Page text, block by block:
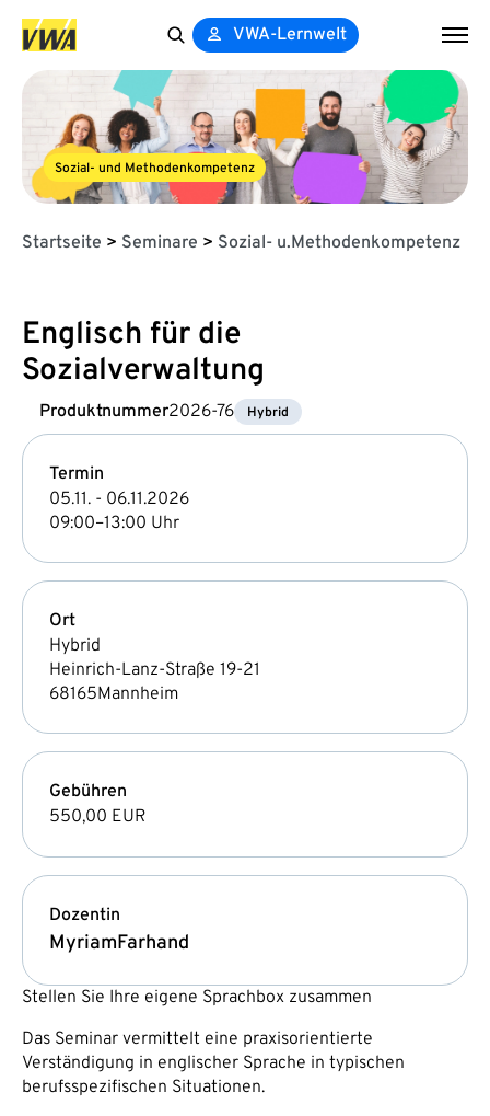
for:
VWA-Lernwelt
Sozial- und Methodenkompetenz
Startseite > Seminare > Sozial- u.Methodenkompetenz
Englisch für die
Sozialverwaltung
Produktnummer2026-76 Hybrid
Termin
05.11. - 06.11.2026
09:00–13:00 Uhr
Ort
Hybrid
Heinrich-Lanz-Straße 19-21
68165Mannheim
Gebühren
550,00 EUR
Dozentin
MyriamFarhand
Stellen Sie Ihre eigene Sprachbox zusammen
Das Seminar vermittelt eine praxisorientierte
Verständigung in englischer Sprache in typischen
berufsspezifischen Situationen.